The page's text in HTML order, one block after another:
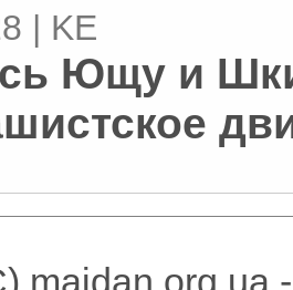
| KE
Ющу и
maidan.org.ua